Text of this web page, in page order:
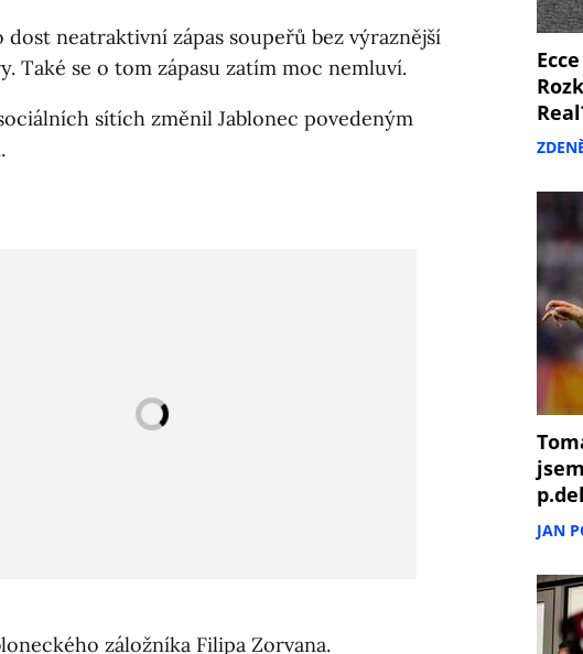
neatraktivní zápas soupeřů bez výraznější
Také se o tom zápasu zatím moc nemluví.
sítích změnil Jablonec povedeným
záložníka Filipa Zorvana.
p.del
JAN